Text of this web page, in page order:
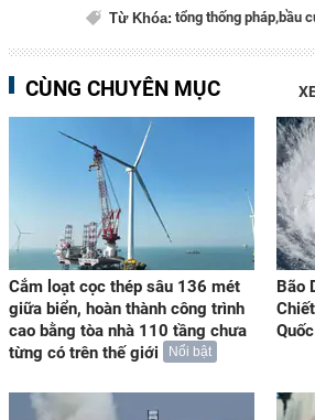
Từ Khóa: tổng thống pháp,bầu
CÙNG CHUYÊN MỤC
Cắm loạt cọc thép sâu 136 mét
giữa biển, hoàn thành công trình
cao bằng tòa nhà 110 tầng chưa
từng có trên thế giới
Nổi bật
Bão